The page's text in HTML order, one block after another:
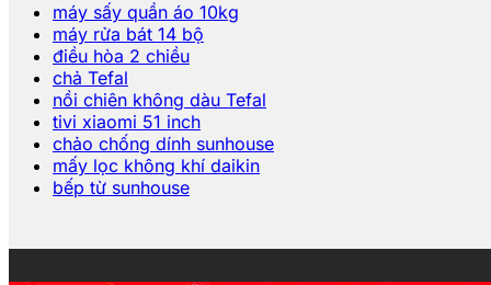
máy sấy quần áo 10kg
máy rửa bát 14 bộ
điều hòa 2 chiều
chả Tefal
nồi chiên không dàu Tefal
tivi xiaomi 51 inch
chảo chống dính sunhouse
mấy lọc không khí daikin
bếp từ sunhouse